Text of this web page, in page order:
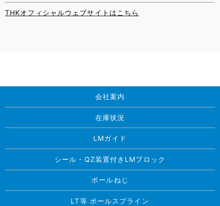
THKオフィシャルウェブサイトはこちら
会社案内
在庫状況
LMガイド
シール・QZ装置付きLMブロック
ボールねじ
LT等 ボールスプライン